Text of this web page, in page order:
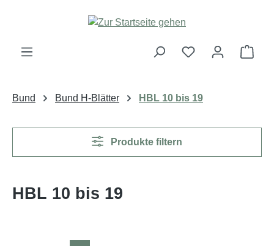
Zum Hauptinhalt springen
Bund Bund H-Blätter HBL 10 bis 19
Produkte filtern
HBL 10 bis 19